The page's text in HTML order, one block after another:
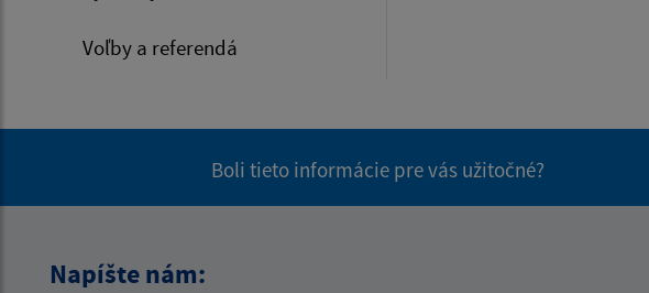
Voľby a referendá
Boli tieto informácie pre vás užitočné?
Napíšte nám: